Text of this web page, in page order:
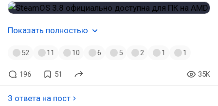
Показать полностью
52 11 10 6 5 2 1 1
196 51 35K
3 ответа на пост